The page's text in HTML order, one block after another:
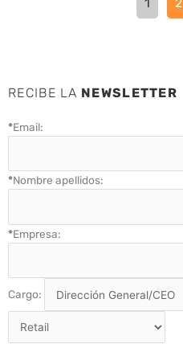
RECIBE LA NEWSLETTER
*Email:
*Nombre apellidos:
*Empresa:
Cargo: